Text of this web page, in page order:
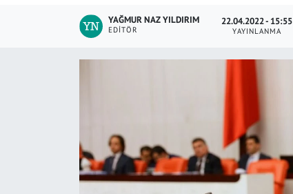
YAĞMUR NAZ YILDIRIM
EDITÖR
22.04.2022 - 15:55
YAYINLANMA